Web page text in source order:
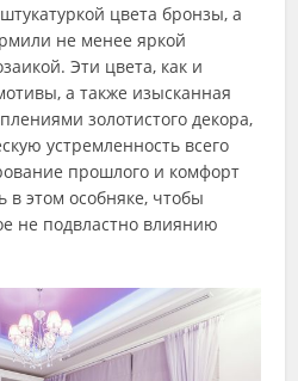
цвета бронзы, а
не менее яркой
Эти цвета, как и
а также изысканная
золотистого декора,
устремленность всего
прошлого и комфорт
в этом особняке, чтобы
не подвластно влиянию